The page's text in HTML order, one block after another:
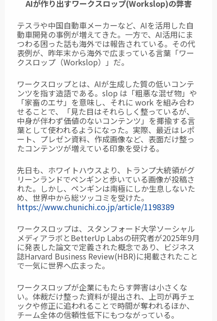
AIが作り出すワークスロップ(Workslop)の弊害
テスラや中国自動車メーカーなど、AIを活用した自
動車開発の事例が増えてきた。一方で、AI活用にま
つわる困った話も海外では報告されている。その代
表例が、昨年末から海外で広まっている言葉「ワー
クスロップ（Workslop）」だ。
ワークスロップとは、AIが生成した質の低いコンテ
ンツを指す造語である。slop は「粗悪な混ぜ物」や
「家畜のエサ」を意味し、それに work を組み合わ
せることで、「見た目はそれらしく整っているが、
中身が伴わず価値のないコンテンツ」を揶揄する言
葉として使われるようになった。実際、最近はレポ
ート、プレゼン資料、作成画像など、表面だけ整っ
たコンテンツが増えている印象を受ける。
先日も、ホワイトハウスより、トランプ大統領がグ
リーンランドでペンギンと歩いている画像が投稿さ
れた。しかし、ペンギンは南極にしか生息しないた
め、世界中から総ツッコミを受けた。
https://www.chunichi.co.jp/article/1198389
ワークスロップは、スタンフォード大学ソーシャル
メディアラボとBetterUp Labsの研究者が2025年9月
に発表した論文で定義された概念であり、ビジネス
誌Harvard Business Review(HBR)に掲載されたこと
で一気に世界へ広まった。
ワークスロップが企業にもたらす弊害は小さくな
い。体裁だけ整った資料が提出され、上司が再チェ
ックや修正に追われることで時間が奪われるほか、
チーム全体の信頼性低下にもつながっている。